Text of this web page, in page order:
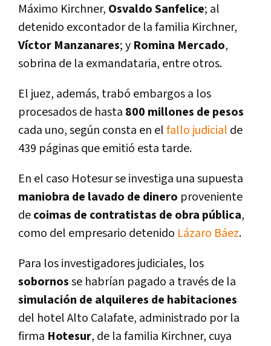
Máximo Kirchner, Osvaldo Sanfelice; al
detenido excontador de la familia Kirchner,
Ví­ctor Manzanares; y Romina Mercado,
sobrina de la exmandataria, entre otros.
El juez, además, trabó embargos a los
procesados de hasta 800 millones de pesos
cada uno, según consta en elfallo judicial de
439 páginas que emitió esta tarde.
En el caso Hotesur se investiga una supuesta
maniobra de lavado de dinero proveniente
decoimas de contratistas de obra pública,
como del empresario detenido Lázaro Báez.
Para los investigadores judiciales, los
sobornosse habrí­an pagado a través de la
simulación de alquileres de habitaciones
del hotel Alto Calafate, administrado por la
firma Hotesur, de la familia Kirchner, cuya